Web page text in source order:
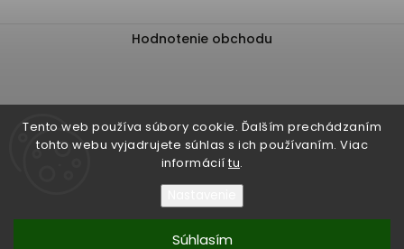
Tento web používa súbory cookie. Ďalším prechádzaním
tohto webu vyjadrujete súhlas s ich používaním. Viac
informácií tu.
Súhlasím
Hodnotenie obchodu